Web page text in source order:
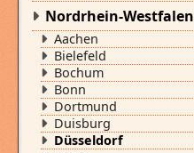
Nordrhein-Westfalen
Aachen
Bielefeld
Bochum
Bonn
Dortmund
Duisburg
Düsseldorf